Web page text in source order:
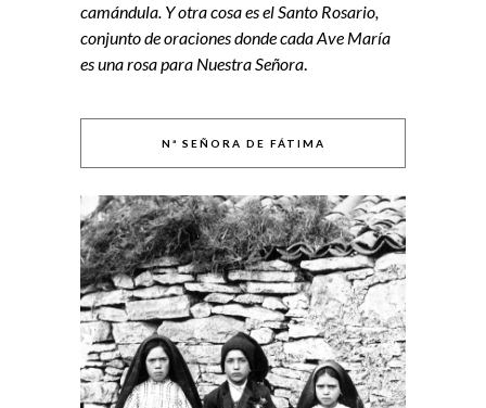
camándula. Y otra cosa es el Santo Rosario,
conjunto de oraciones donde cada Ave María
es una rosa para Nuestra Señora.
Nª SEÑORA DE FÁTIMA